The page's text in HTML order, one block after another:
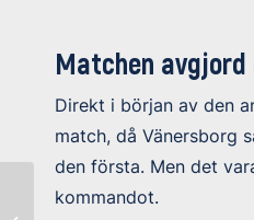
Matchen
Direkt i början av den
match, då Vänersborg
den första. Men det
kommandot.
Leif Lindvärn inför